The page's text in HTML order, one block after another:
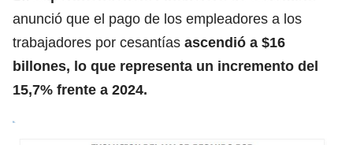
anunció que el pago de los empleadores a los
trabajadores por cesantías ascendió a $16
billones, lo que representa un incremento del
15,7% frente a 2024.